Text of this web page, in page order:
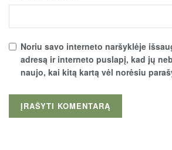
Noriu savo interneto naršyklėje
adresą ir interneto puslapį, kad jų
naujo, kai kitą kartą vėl norėsiu